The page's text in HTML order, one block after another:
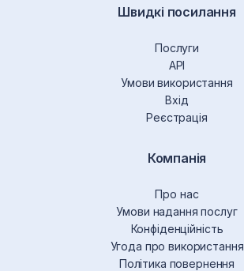
Швидкі посилання
Послуги
API
Умови використання
Вхід
Реєстрація
Компанія
Про нас
Умови надання послуг
Конфіденційність
Угода про використання
Політика повернення